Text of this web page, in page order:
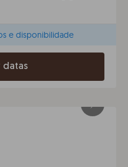
e disponibilidade
datas